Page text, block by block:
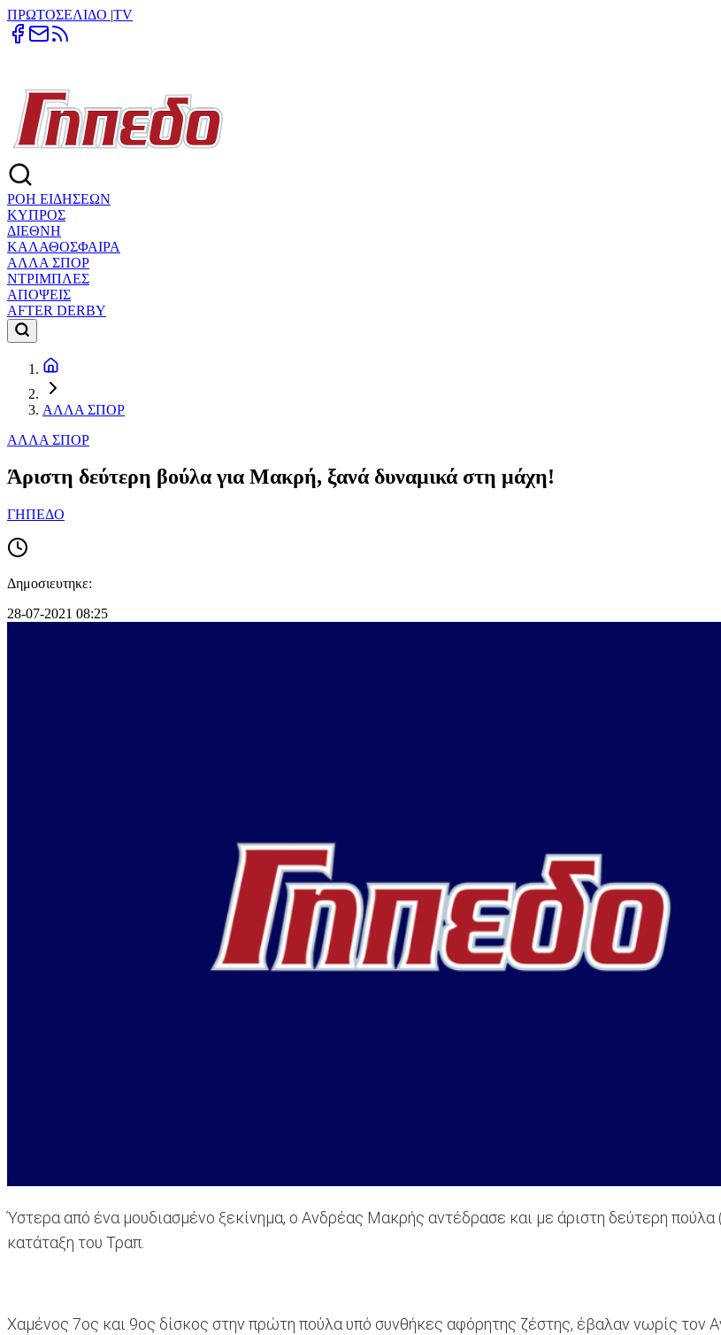
ΠΡΩΤΟΣΕΛΙΔΟ |TV
ΡΟΗ ΕΙΔΗΣΕΩΝ
ΚΥΠΡΟΣ
ΔΙΕΘΝΗ
ΚΑΛΑΘΟΣΦΑΙΡΑ
ΑΛΛΑ ΣΠΟΡ
ΝΤΡΙΜΠΛΕΣ
ΑΠΟΨΕΙΣ
AFTER DERBY
ΑΛΛΑ ΣΠΟΡ
ΑΛΛΑ ΣΠΟΡ
Άριστη δεύτερη βούλα για Μακρή, ξανά δυναμικά στη μάχη!
ΓΗΠΕΔΟ
Δημοσιευτηκε:
28-07-2021 08:25
Ύστερα από ένα μουδιασμένο ξεκίνημα, ο Ανδρέας Μακρής αντέδρασε και με άριστη δεύτερη
κατάταξη του Τραπ.
Χαμένος 7ος και 9ος δίσκος στην πρώτη πούλα υπό συνθήκες αφόρητης ζέστης, έβαλαν νωρίς